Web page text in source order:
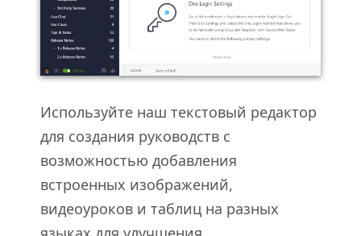
Используйте наш текстовый редактор
для создания руководств с
возможностью добавления
встроенных изображений,
видеоуроков и таблиц на разных